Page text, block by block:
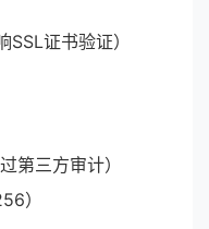
证书验证）
第三方审计）
）